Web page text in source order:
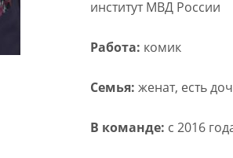
институт МВД России
Работа: комик
Семья: женат, есть
В команде: с 2016